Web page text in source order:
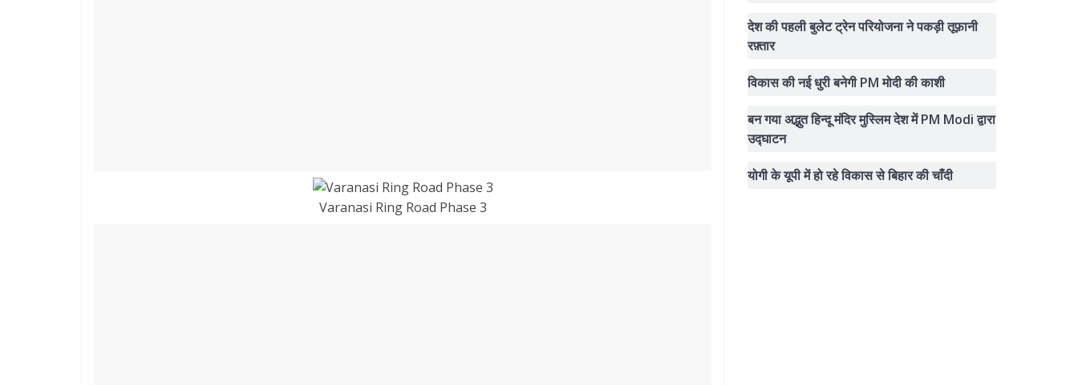
Varanasi Ring Road Phase 3
देश की पहली बुलेट ट्रेन परियोजना ने पकड़ी तूफ़ानी
रफ़्तार
विकास की नई धुरी बनेगी PM मोदी की काशी
बन गया अद्भुत हिन्दू मंदिर मुस्लिम देश में PM Modi द्वारा
उद्घाटन
योगी के यूपी में हो रहे विकास से बिहार की चाँदी